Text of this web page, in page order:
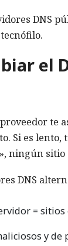
DNS
el
te
Si es
ningún
DNS
= sitios
y de